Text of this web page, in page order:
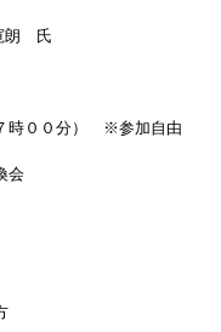
　氏
０分）　※参加自由